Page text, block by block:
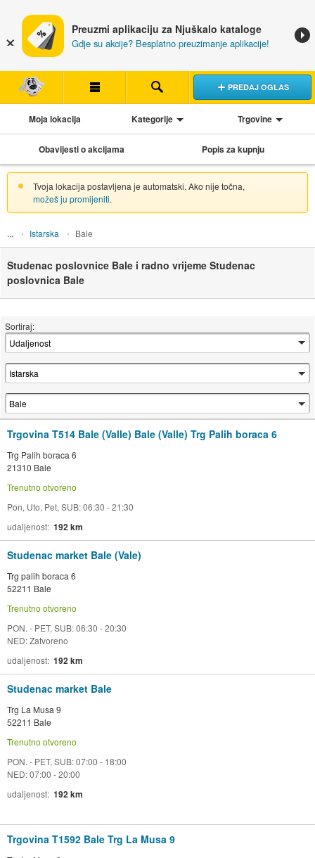
Preuzmi aplikaciju za Njuškalo kataloge
Gdje su akcije? Besplatno preuzimanje aplikacije!
PREDAJ OGLAS
Moja lokacija Kategorije Trgovine
Obavijesti o akcijama Popis za kupnju
Tvoja lokacija postavljena je automatski. Ako nije točna,
možeš ju promijeniti.
Istarska Bale
Studenac poslovnice Bale i radno vrijeme Studenac
poslovnica Bale
Sortiraj:
Trgovina T514 Bale (Valle) Bale (Valle) Trg Palih boraca 6
Trg Palih boraca 6
21310 Bale
Trenutno otvoreno
Pon, Uto, Pet, SUB: 06:30 - 21:30
udaljenost 192 km
Studenac market Bale (Vale)
Trg palih boraca 6
52211 Bale
Trenutno otvoreno
PON. - PET, SUB: 06:30 - 20:30
NED: Zatvoreno
udaljenost 192 km
Studenac market Bale
Trg La Musa 9
52211 Bale
Trenutno otvoreno
PON. - PET, SUB: 07:00 - 18:00
NED: 07:00 - 20:00
udaljenost 192 km
Trgovina T1592 Bale Trg La Musa 9